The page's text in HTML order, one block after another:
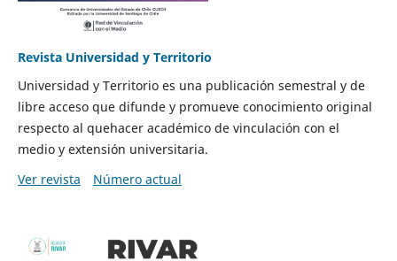
Revista Universidad y Territorio
Universidad y Territorio es una publicación semestral y de
libre acceso que difunde y promueve conocimiento original
respecto al quehacer académico de vinculación con el
medio y extensión universitaria.
Ver revista
Número actual